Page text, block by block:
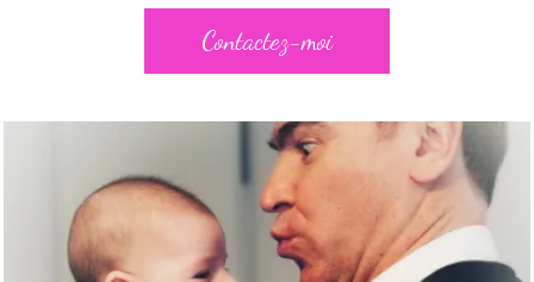
Contactez-moi